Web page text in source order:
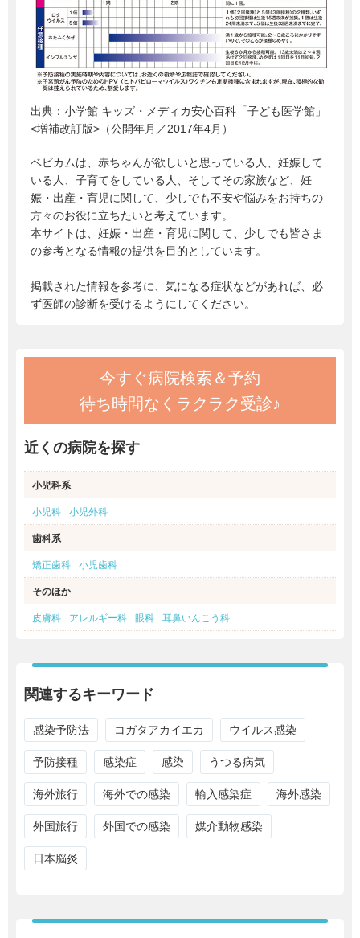
出典： 小学館 キッズ・メディカ安心百科「子ども医学館」
<増補改訂版>（公開年月／2017年4月）
ベビカムは、赤ちゃんが欲しいと思っている人、妊娠して
いる人、子育てをしている人、そしてその家族など、妊
娠・出産・育児に関して、少しでも不安や悩みをお持ちの
方々のお役に立ちたいと考えています。
本サイトは、妊娠・出産・育児に関して、少しでも皆さま
の参考となる情報の提供を目的としています。
掲載された情報を参考に、気になる症状などがあれば、必
ず医師の診断を受けるようにしてください。
今すぐ病院検索＆予約
待ち時間なくラクラク受診♪
近くの病院を探す
小児科系
小児科 小児外科
歯科系
矯正歯科 小児歯科
そのほか
皮膚科 アレルギー科 眼科 耳鼻いんこう科
関連するキーワード
感染予防法 コガタアカイエカ ウイルス感染
予防接種 感染症 感染 うつる病気
海外旅行 海外での感染 輸入感染症 海外感染
外国旅行 外国での感染 媒介動物感染
日本脳炎